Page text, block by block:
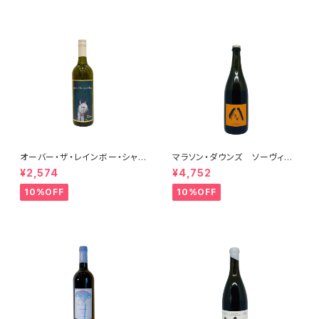
オーバー・ザ・レインボー・シャル
ドネ(午) 2025
¥2,574
10%OFF
マラソン・ダウンズ ソーヴィニ
ヨン・ブラン ペティアンナチュ
ール 2022
¥4,752
10%OFF